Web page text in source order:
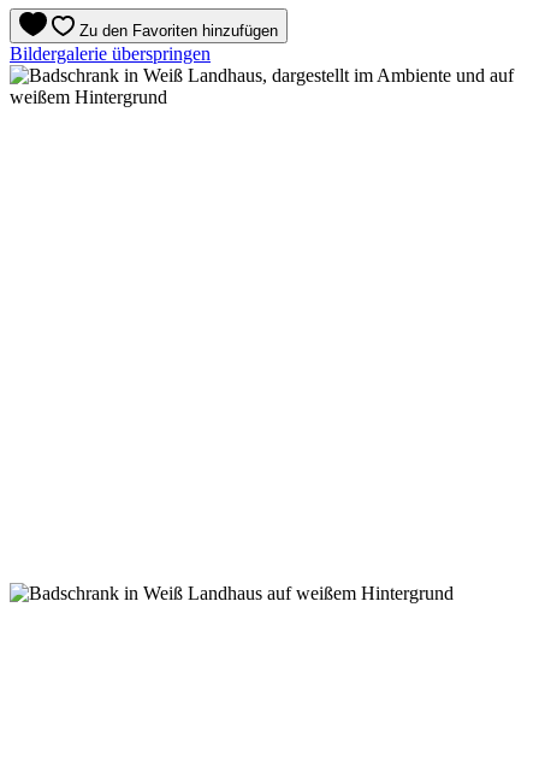
Zu den Favoriten hinzufügen
Bildergalerie überspringen